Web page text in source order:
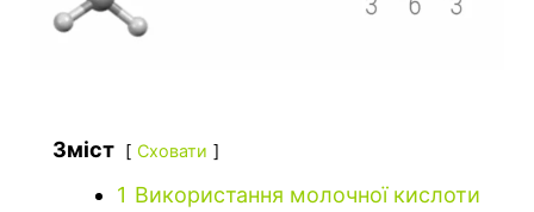
Зміст Сховати
1 Використання молочної кислоти